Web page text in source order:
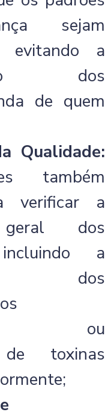
sejam
evitando a
dos
de quem
Qualidade:
também
verificar a
geral dos
a
dos
ou
de toxinas